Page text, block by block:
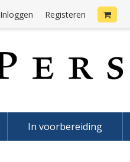
Inloggen Registeren
In voorbereiding